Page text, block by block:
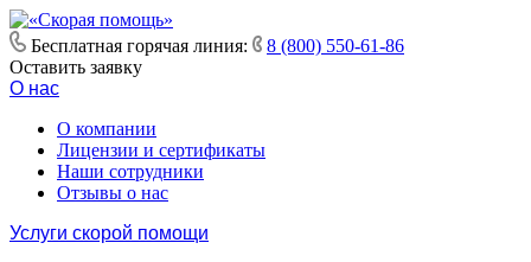
Бесплатная горячая линия:
8 (800) 550-61-86
Оставить заявку
О нас
О компании
Лицензии и сертификаты
Наши сотрудники
Отзывы о нас
Услуги скорой помощи